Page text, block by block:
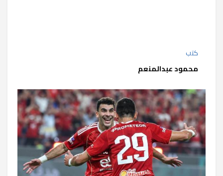
كتب
محمود عبدالمنعم